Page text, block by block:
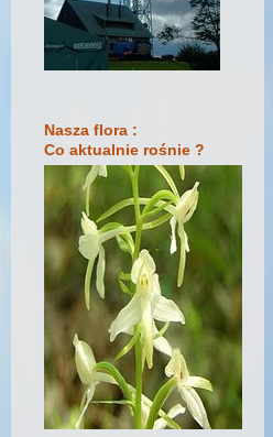
Nasza flora :
Co aktualnie rośnie ?